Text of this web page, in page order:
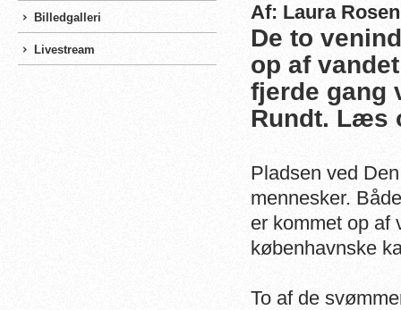
Billedgalleri
Livestream
Af: Laura
De to
op af
fjerde gang
Rundt. Læs
Pladsen ved
mennesker.
er kommet op af
københavnske
To af de